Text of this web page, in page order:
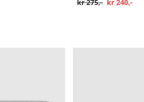
kr 275,- kr 240,-